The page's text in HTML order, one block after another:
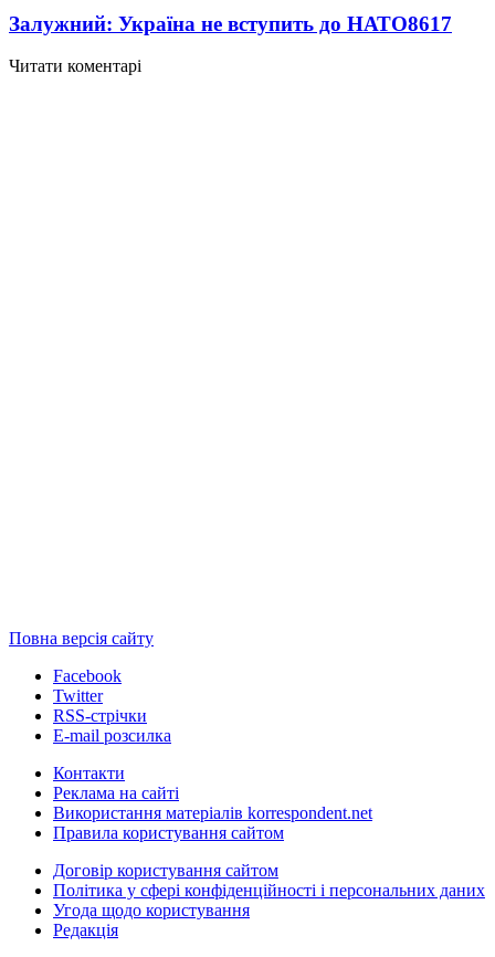
Залужний: Україна не вступить до НАТО8617
Читати коментарі
Повна версія сайту
Facebook
Twitter
RSS-стрічки
E-mail розсилка
Контакти
Реклама на сайті
Використання матеріалів korrespondent.net
Правила користування сайтом
Договір користування сайтом
Політика у сфері конфіденційності і персональних даних
Угода щодо користування
Редакція